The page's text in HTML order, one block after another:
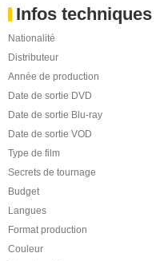
Infos techniques
Nationalité
Distributeur
Année de production
Date de sortie DVD
Date de sortie Blu-ray
Date de sortie VOD
Type de film
Secrets de tournage
Budget
Langues
Format production
Couleur